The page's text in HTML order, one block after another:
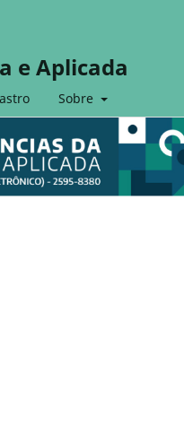
e Aplicada
Sobre